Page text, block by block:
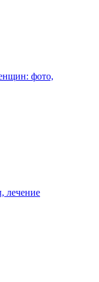
фото,
лечение